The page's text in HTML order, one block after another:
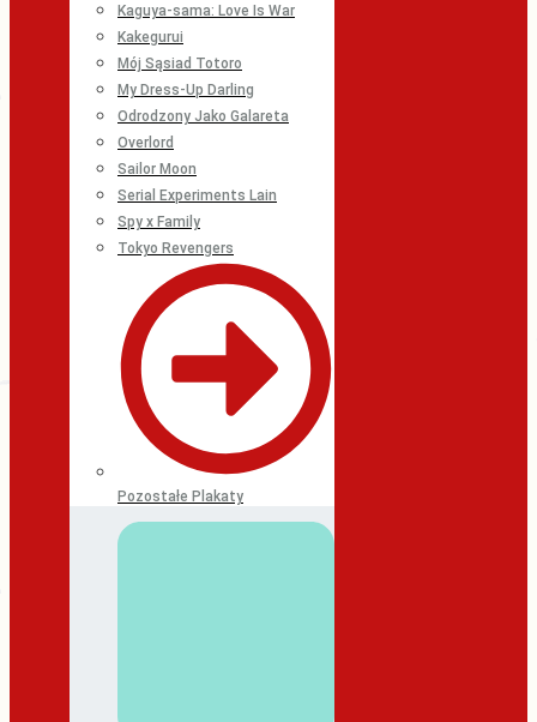
Kaguya-sama: Love Is War
Kakegurui
Mój Sąsiad Totoro
My Dress-Up Darling
Odrodzony Jako Galareta
Overlord
Sailor Moon
Serial Experiments Lain
Spy x Family
Tokyo Revengers
Pozostałe Plakaty